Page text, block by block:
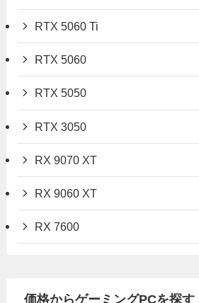
RTX 5060 Ti
RTX 5060
RTX 5050
RTX 3050
RX 9070 XT
RX 9060 XT
RX 7600
価格からゲーミングPCを探す